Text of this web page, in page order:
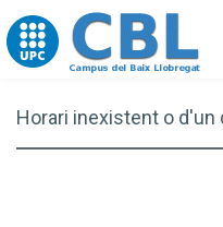
Go to upc.edu
Horari inexistent o d'un